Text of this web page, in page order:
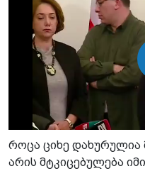
როცა ციხე დახურულია
არის მტკიცებულება